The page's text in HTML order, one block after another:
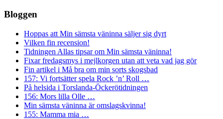
Bloggen
Hoppas att Min sämsta väninna säljer sig dyrt
Vilken fin recension!
Tidningen Allas tipsar om Min sämsta väninna!
Fixar fredagsmys i mejlkorgen utan att veta vad jag gör
Fin artikel i Må bra om min sorts skogsbad
157: Vi fortsätter spela Rock ’n’ Roll …
På helsida i Torslanda-Öckerötidningen
156: Mors lilla Olle …
Min sämsta väninna är omslagskvinna!
155: Mamma mia …